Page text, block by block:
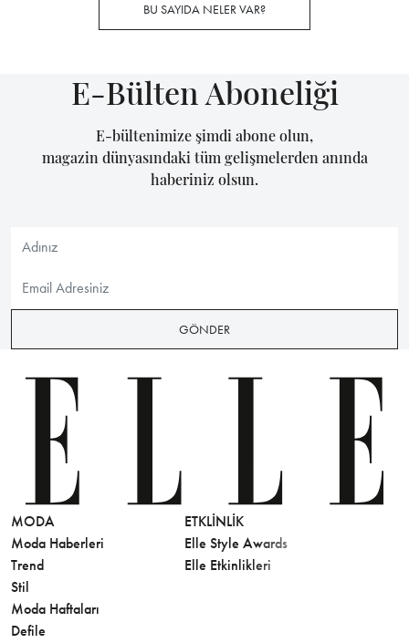
BU SAYIDA NELER VAR?
E-Bülten Aboneliği
E-bültenimize şimdi abone olun,
magazin dünyasındaki tüm gelişmelerden anında
haberiniz olsun.
GÖNDER
MODA
Moda Haberleri
Trend
Stil
Moda Haftaları
Defile
ETKLINLIK
Elle Style Awards
Elle Etkinlikleri